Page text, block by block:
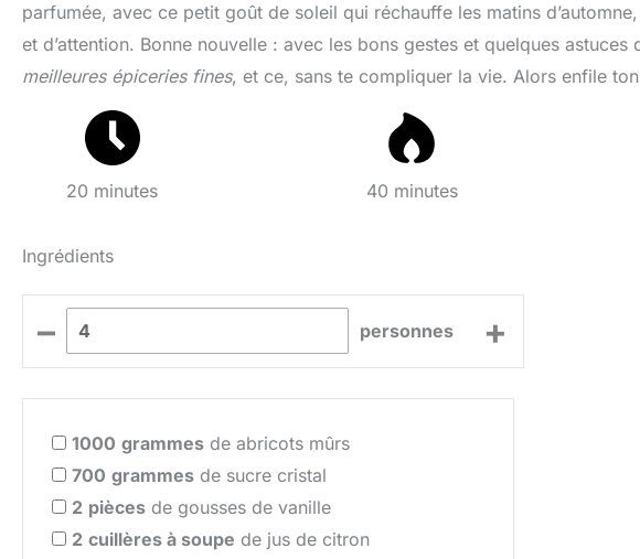
parfumée, avec ce petit goût de soleil qui réchauffe les matins
et d’attention. Bonne nouvelle : avec les bons gestes et quelques
meilleures épiceries fines, et ce, sans te compliquer la vie. Alors enfile
20 minutes 40 minutes
Ingrédients
– personnes +
1000 grammes de abricots mûrs
700 grammes de sucre cristal
2 pièces de gousses de vanille
2 cuillères à soupe de jus de citron